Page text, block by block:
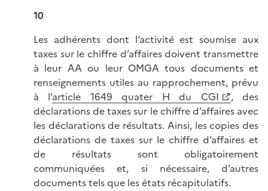
10
Les adhérents dont l’activité est soumise aux
taxes sur le chiffre d’affaires doivent transmettre
à leur AA ou leur OMGA tous documents et
renseignements utiles au rapprochement, prévu
à l’article 1649 quater H du CGI
, des
déclarations de taxes sur le chiffre d’affaires avec
les déclarations de résultats. Ainsi, les copies des
déclarations de taxes sur le chiffre d’affaires et
de résultats sont obligatoirement
communiquées et, si nécessaire, d’autres
documents tels que les états récapitulatifs.